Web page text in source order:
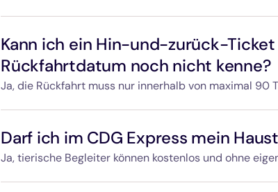
Abstellflächen mit Befestigungsvorrichtungen und
anwesende Zugchef ist Ihnen beim Verstauen Ihres
Kann ich ein Hin-und-zurück-
Rückfahrtdatum noch nicht kenne?
Ja, die Rückfahrt muss nur innerhalb von maximal 90
Gegenrichtung gültig.
Darf ich im CDG Express mein
Ja, tierische Begleiter können kostenlos und ohne